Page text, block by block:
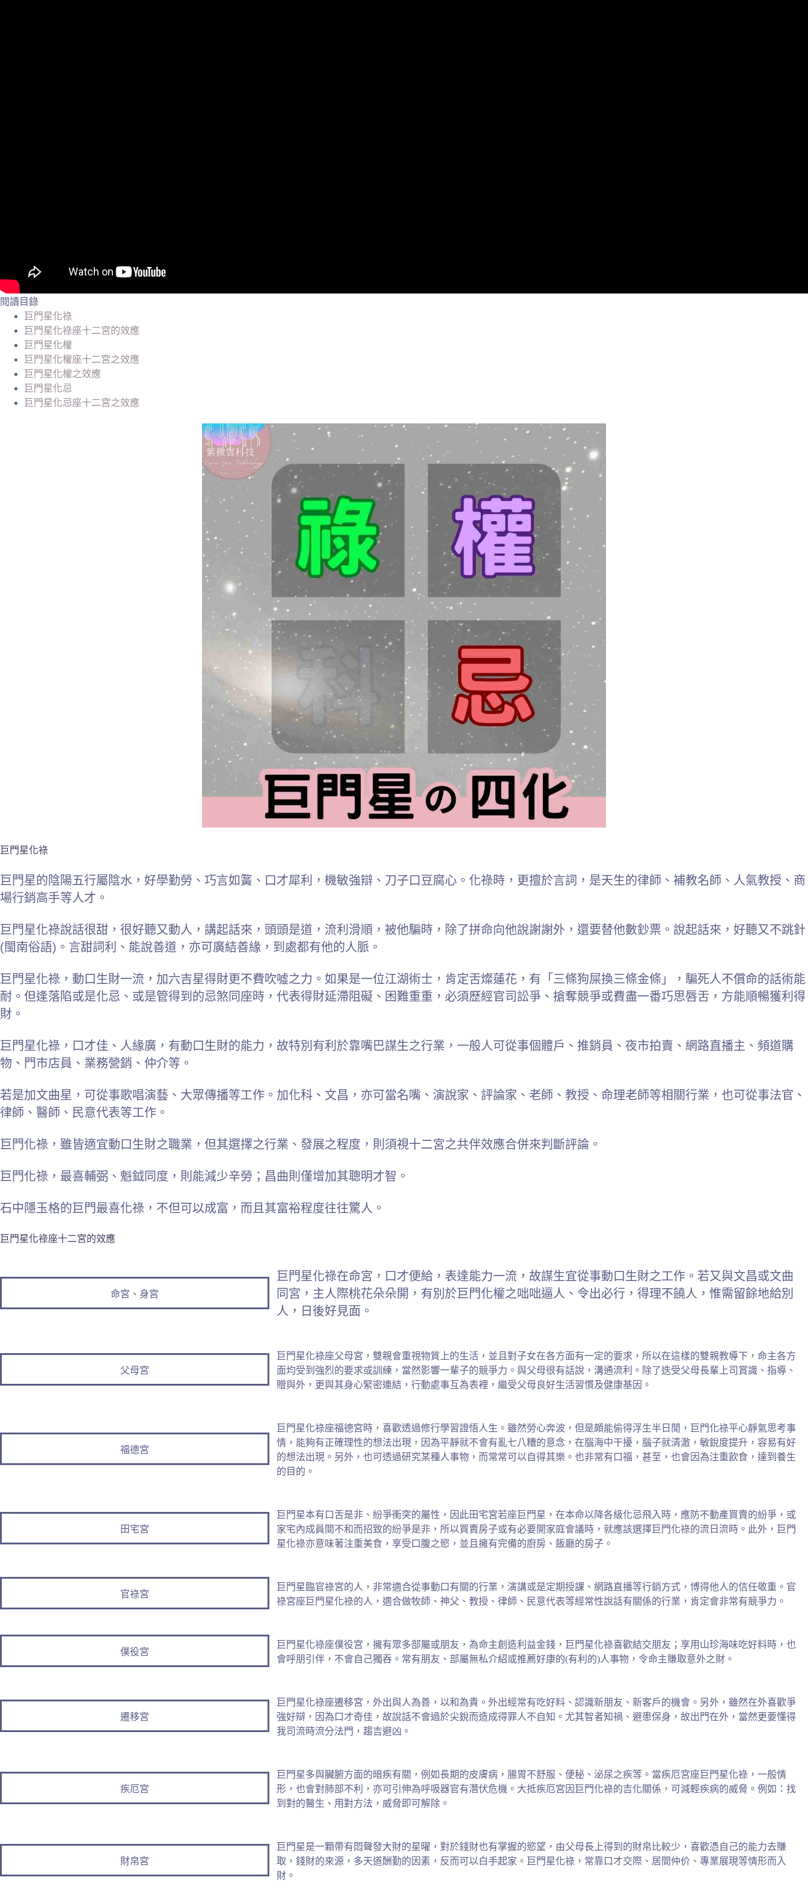
閱讀目錄
巨門星化祿
巨門星化祿座十二宮的效應
巨門星化權
巨門星化權座十二宮之效應
巨門星化權之效應
巨門星化忌
巨門星化忌座十二宮之效應
巨門星化祿
巨門星的陰陽五行屬陰水，好學勤勞、巧言如簧、口才犀利，機敏強辯、刀子口豆腐心。化祿時，更擅於言詞，是天生的律師、補教名師、人氣教授、商
場行銷高手等人才。
巨門星化祿說話很甜，很好聽又動人，講起話來，頭頭是道，流利滑順，被他騙時，除了拼命向他說謝謝外，還要替他數鈔票。說起話來，好聽又不跳針
(閩南俗語)。言甜詞利、能說善道，亦可廣結善緣，到處都有他的人脈。
巨門星化祿，動口生財一流，加六吉星得財更不費吹噓之力。如果是一位江湖術士，肯定舌燦蓮花，有「三條狗屎換三條金條」，騙死人不償命的話術能
耐。但逢落陷或是化忌、或是管得到的忌煞同座時，代表得財延滯阻礙、困難重重，必須歷經官司訟爭、搶奪競爭或費盡一番巧思唇舌，方能順暢獲利得
財。
巨門星化祿，口才佳、人緣廣，有動口生財的能力，故特別有利於靠嘴巴謀生之行業，一般人可從事個體戶、推銷員、夜市拍賣、網路直播主、頻道購
物、門市店員、業務營銷、仲介等。
若是加文曲星，可從事歌唱演藝、大眾傳播等工作。加化科、文昌，亦可當名嘴、演說家、評論家、老師、教授、命理老師等相關行業，也可從事法官、
律師、醫師、民意代表等工作。
巨門化祿，雖皆適宜動口生財之職業，但其選擇之行業、發展之程度，則須視十二宮之共伴效應合併來判斷評論。
巨門化祿，最喜輔弼、魁鉞同度，則能減少辛勞；昌曲則僅增加其聰明才智。
石中隱玉格的巨門最喜化祿，不但可以成富，而且其富裕程度往往驚人。
巨門星化祿座十二宮的效應
命宮、身宮
巨門星化祿在命宮，口才便給，表達能力一流，故謀生宜從事動口生財之工作。若又與文昌或文曲
同宮，主人際桃花朵朵開，有別於巨門化權之咄咄逼人、令出必行，得理不饒人，惟需留餘地給別
人，日後好見面。
父母宮
巨門星化祿座父母宮，雙親會重視物質上的生活，並且對子女在各方面有一定的要求，所以在這樣的雙親教導下，命主各方
面均受到強烈的要求或訓練，當然影響一輩子的競爭力。與父母很有話說，溝通流利。除了迭受父母長輩上司賞識、指導、
贈與外，更與其身心緊密連結，行動處事互為表裡，繼受父母良好生活習慣及健康基因。
福德宮
巨門星化祿座福德宮時，喜歡透過修行學習證悟人生。雖然勞心奔波，但是頗能偷得浮生半日閒，巨門化祿平心靜氣思考事
情，能夠有正確理性的想法出現，因為平靜就不會有亂七八糟的意念，在腦海中干擾，腦子就清澈，敏銳度提升，容易有好
的想法出現。另外，也可透過研究某種人事物，而常常可以自得其樂。也非常有口福，甚至，也會因為注重飲食，達到養生
的目的。
田宅宮
巨門星本有口舌是非、紛爭衝突的屬性，因此田宅宮若座巨門星，在本命以降各級化忌飛入時，應防不動產買賣的紛爭，或
家宅內成員間不和而招致的紛爭是非，所以買賣房子或有必要開家庭會議時，就應該選擇巨門化祿的流日流時。此外，巨門
星化祿亦意味著注重美食，享受口腹之慾，並且擁有完備的廚房、飯廳的房子。
官祿宮
巨門星臨官祿宮的人，非常適合從事動口有關的行業，演講或是定期授課、網路直播等行銷方式，博得他人的信任敬重。官
祿宮座巨門星化祿的人，適合做牧師、神父、教授、律師、民意代表等經常性說話有關係的行業，肯定會非常有競爭力。
僕役宮
巨門星化祿座僕役宮，擁有眾多部屬或朋友，為命主創造利益金錢，巨門星化祿喜歡結交朋友；享用山珍海味吃好料時，也
會呼朋引伴，不會自己獨吞。常有朋友、部屬無私介紹或推薦好康的(有利的)人事物，令命主賺取意外之財。
遷移宮
巨門星化祿座遷移宮，外出與人為善，以和為貴。外出經常有吃好料、認識新朋友、新客戶的機會。另外，雖然在外喜歡爭
強好辯，因為口才奇佳，故說話不會過於尖銳而造成得罪人不自知。尤其智者知禍、避患保身，故出門在外，當然更要懂得
我司流時流分法門，趨吉避凶。
疾厄宮
巨門星多與臟腑方面的暗疾有關，例如長期的皮膚病，腸胃不舒服、便秘、泌尿之疾等。當疾厄宮座巨門星化祿，一般情
形，也會對肺部不利，亦可引伸為呼吸器官有潛伏危機。大抵疾厄宮因巨門化祿的吉化關係，可減輕疾病的威脅。例如：找
到對的醫生、用對方法，威脅即可解除。
財帛宮
巨門星是一顆帶有悶聲發大財的星曜，對於錢財也有掌握的慾望，由父母長上得到的財帛比較少，喜歡憑自己的能力去賺
取，錢財的來源，多天道酬勤的因素，反而可以白手起家。巨門星化祿，常靠口才交際、居間仲价、專業展現等情形而入
財。